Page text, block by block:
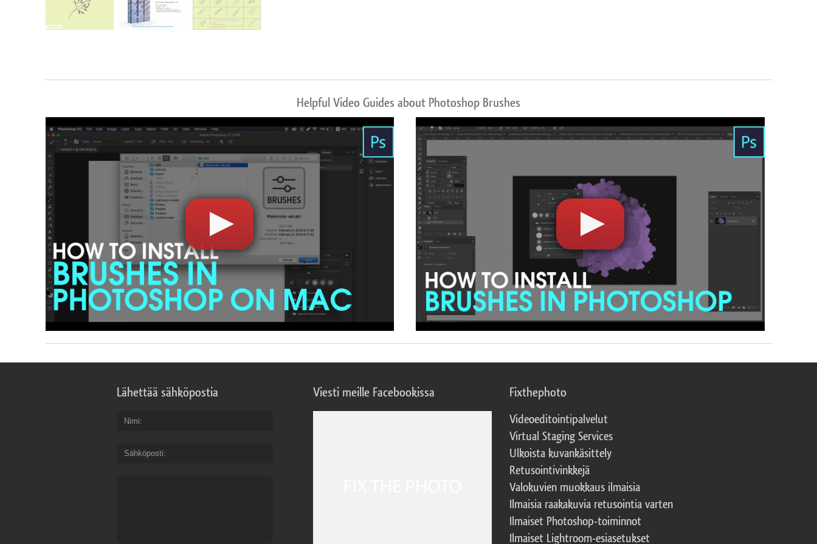
Helpful Video Guides about Photoshop Brushes
Lähettää sähköpostia
Nimi
Sähköposti
Viesti meille Facebookissa Fixthephoto
Videoeditointipalvelut
Virtual Staging Services
Ulkoista kuvankäsittely
Retusointivinkkejä
Valokuvien muokkaus ilmaisia
Ilmaisia raakakuvia retusointia varten
Ilmaiset Photoshop-toiminnot
Ilmaiset Lightroom-esiasetukset